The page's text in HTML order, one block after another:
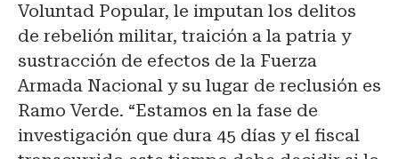
Voluntad Popular, le imputan los delitos
de rebelión militar, traición a la patria y
sustracción de efectos de la Fuerza
Armada Nacional y su lugar de reclusión es
Ramo Verde. “Estamos en la fase de
investigación que dura 45 días y el fiscal